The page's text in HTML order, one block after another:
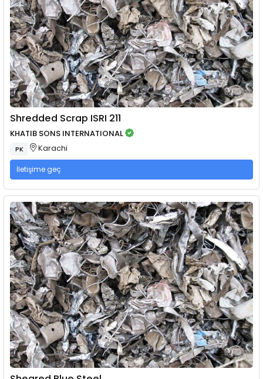
Shredded Scrap ISRI 211
KHATIB SONS INTERNATIONAL
PK Karachi
İletişime geç